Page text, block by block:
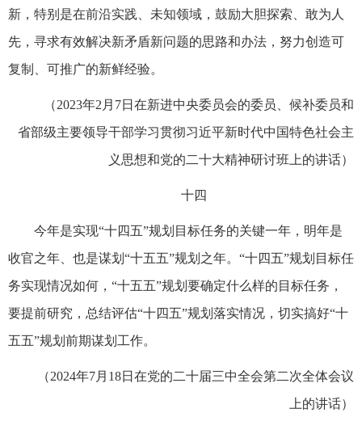
新，特别是在前沿实践、未知领域，鼓励大胆探索、敢为人
先，寻求有效解决新矛盾新问题的思路和办法，努力创造可
复制、可推广的新鲜经验。
（2023年2月7日在新进中央委员会的委员、候补委员和
省部级主要领导干部学习贯彻习近平新时代中国特色社会主
义思想和党的二十大精神研讨班上的讲话）
十四
今年是实现“十四五”规划目标任务的关键一年，明年是
收官之年、也是谋划“十五五”规划之年。“十四五”规划目标任
务实现情况如何，“十五五”规划要确定什么样的目标任务，
要提前研究，总结评估“十四五”规划落实情况，切实搞好“十
五五”规划前期谋划工作。
（2024年7月18日在党的二十届三中全会第二次全体会议
上的讲话）